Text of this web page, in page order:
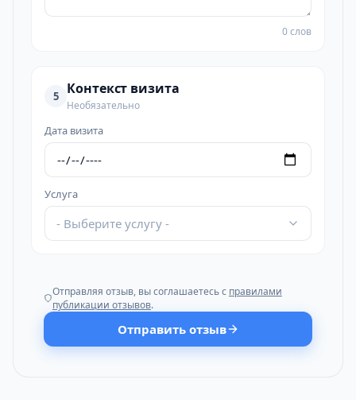
0 слов
5 Контекст визита
Необязательно
Дата визита
Услуга
- Выберите услугу -
Отправляя отзыв, вы соглашаетесь с правилами
публикации отзывов.
Отправить отзыв